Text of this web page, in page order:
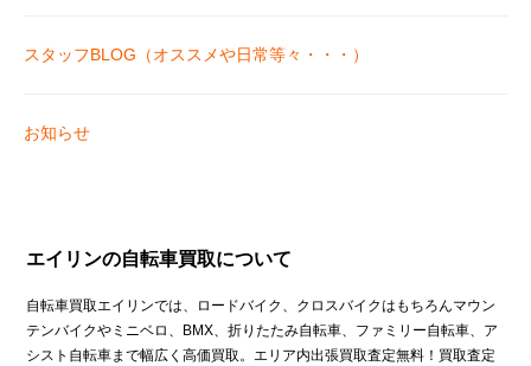
スタッフBLOG（オススメや日常等々・・・）
お知らせ
エイリンの自転車買取について
自転車買取エイリンでは、ロードバイク、クロスバイクはもちろんマウン
テンバイクやミニベロ、BMX、折りたたみ自転車、ファミリー自転車、ア
シスト自転車まで幅広く高価買取。エリア内出張買取査定無料！買取査定